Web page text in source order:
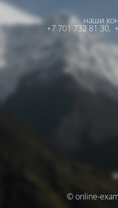
наши
+7 701 732 81 30,
© online-